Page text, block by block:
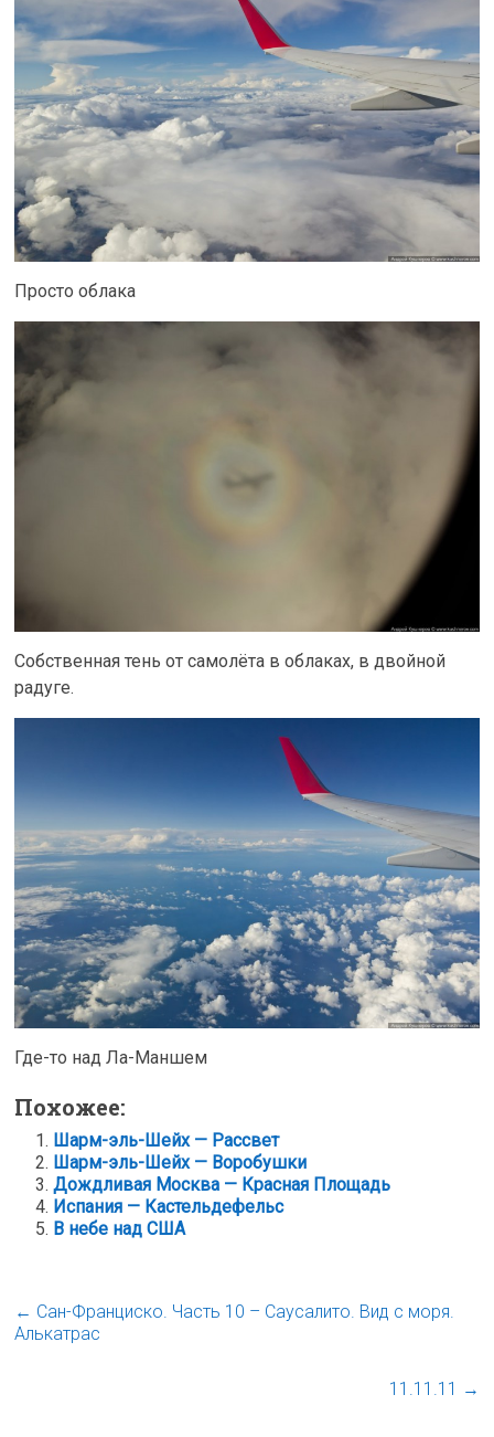
Просто облака
Собственная тень от самолёта в облаках, в двойной
радуге.
Где-то над Ла-Маншем
Похожее:
Шарм-эль-Шейх — Рассвет
Шарм-эль-Шейх — Воробушки
Дождливая Москва — Красная Площадь
Испания — Кастельдефельс
В небе над США
← Сан-Франциско. Часть 10 – Саусалито. Вид с моря.
Алькатрас
11.11.11 →